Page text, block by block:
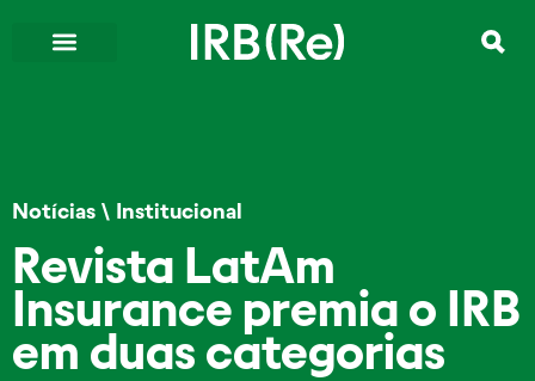
Notícias \ Institucional
Revista LatAm
Insurance premia o IRB
em duas categorias